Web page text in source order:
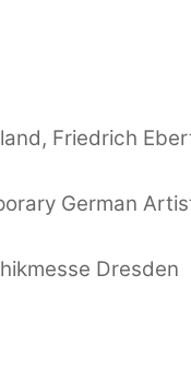
Friedrich
German
Dresden